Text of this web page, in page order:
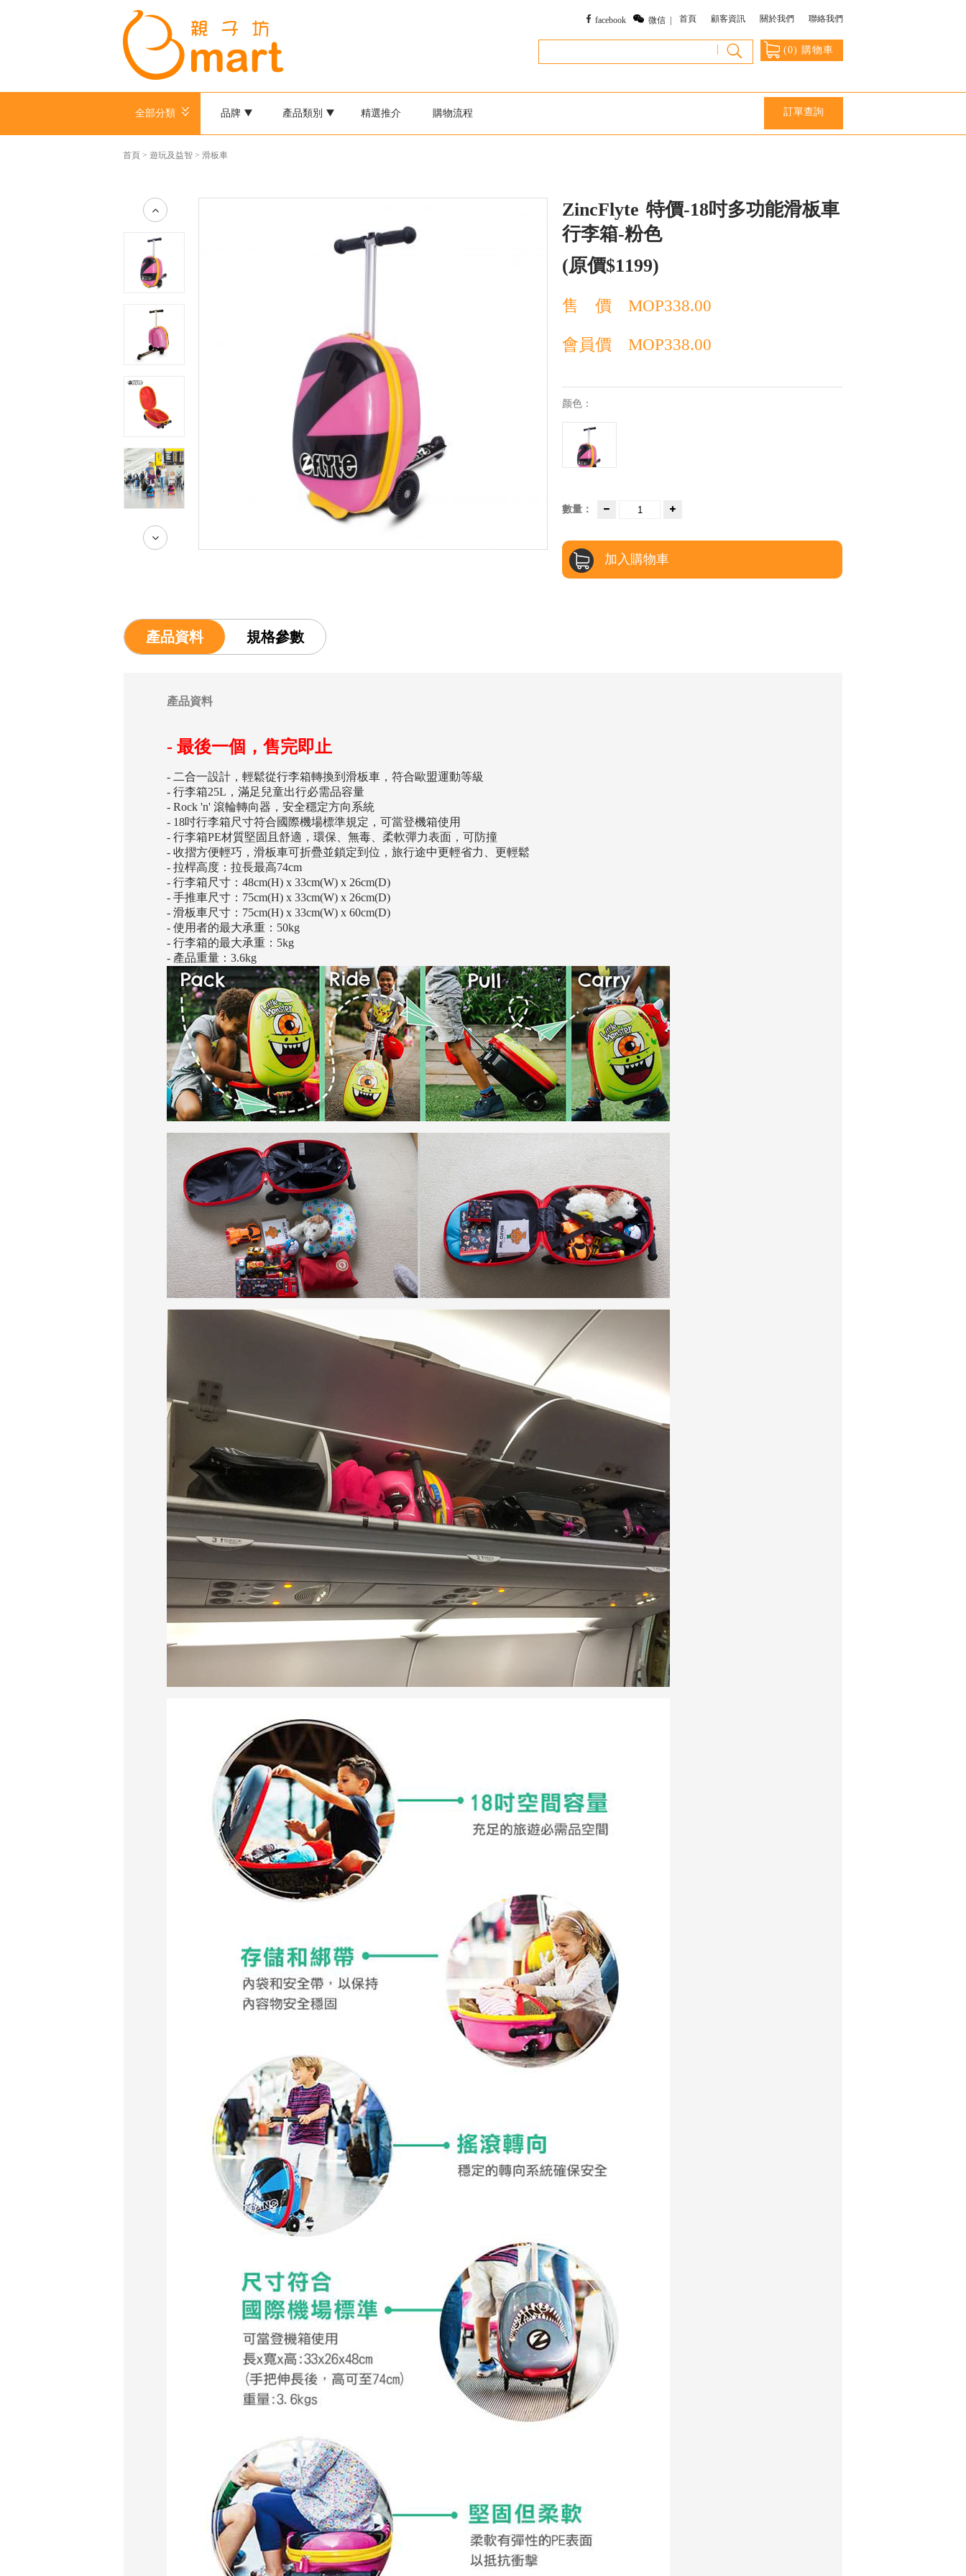
facebook 微信 | 首頁 顧客資訊 關於我們 聯絡我們
(0) 購物車
|
全部分類 品牌 產品類別 精選推介 購物流程 訂單查詢
首頁 > 遊玩及益智 > 滑板車
ZincFlyte 特價-18吋多功能滑板車
行李箱-粉色
(原價$1199)
售 價 MOP338.00
會員價 MOP338.00
颜色：
數量：
加入購物車
產品資料 規格參數
產品資料
- 最後一個，售完即止
- 二合一設計，輕鬆從行李箱轉換到滑板車，符合歐盟運動等級
- 行李箱25L，滿足兒童出行必需品容量
- Rock 'n' 滾輪轉向器，安全穩定方向系統
- 18吋行李箱尺寸符合國際機場標準規定，可當登機箱使用
- 行李箱PE材質堅固且舒適，環保、無毒、柔軟彈力表面，可防撞
- 收摺方便輕巧，滑板車可折疊並鎖定到位，旅行途中更輕省力、更輕鬆
- 拉桿高度：拉長最高74cm
- 行李箱尺寸：48cm(H) x 33cm(W) x 26cm(D)
- 手推車尺寸：75cm(H) x 33cm(W) x 26cm(D)
- 滑板車尺寸：75cm(H) x 33cm(W) x 60cm(D)
- 使用者的最大承重：50kg
- 行李箱的最大承重：5kg
- 產品重量：3.6kg